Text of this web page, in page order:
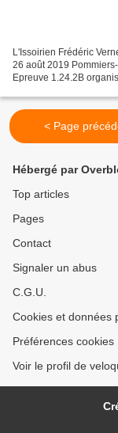
L'Issoirien Frédéric Vernet l'avaint
26 août 2019
Epreuve 1.24.2B
< Page
Hébergé par
Top articles
Pages
Contact
Signaler un abus
C.G.U.
Cookies et données
Préférences cookies
Voir le profil de